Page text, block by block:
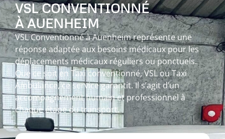
VSL CONVENTIONNÉ
À AUENHEIM
VSL Conventionné à Auenheim représente une
réponse adaptée aux besoins médicaux pour les
déplacements médicaux réguliers ou ponctuels.
Que ce soit en Taxi conventionné, VSL ou Taxi
Ambulance, ce service garantit. Il s’agit d’un
accompagnement humain et professionnel à
chaque étape du transport.